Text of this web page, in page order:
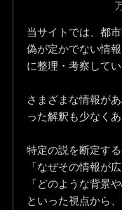
当サイトでは、都
偽が定かでない情
に整理・考察してい
さまざまな情報が
った解釈も少なくあ
特定の説を断定する
「なぜその情報が
「どのような背景
といった視点から